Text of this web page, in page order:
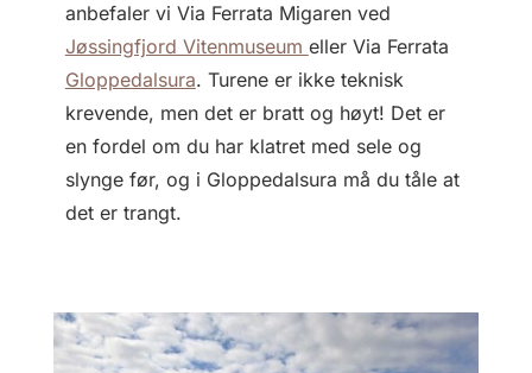
anbefaler vi Via Ferrata Migaren ved
Jøssingfjord Vitenmuseum eller Via Ferrata
Gloppedalsura. Turene er ikke teknisk
krevende, men det er bratt og høyt! Det er
en fordel om du har klatret med sele og
slynge før, og i Gloppedalsura må du tåle at
det er trangt.